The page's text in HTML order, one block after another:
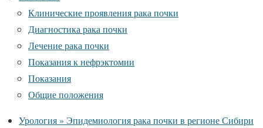
Клинические проявления рака почки
Диагностика рака почки
Лечение рака почки
Показания к нефрэктомии
Показания
Общие положения
Урология » Эпидемиология рака почки в регионе Сибири